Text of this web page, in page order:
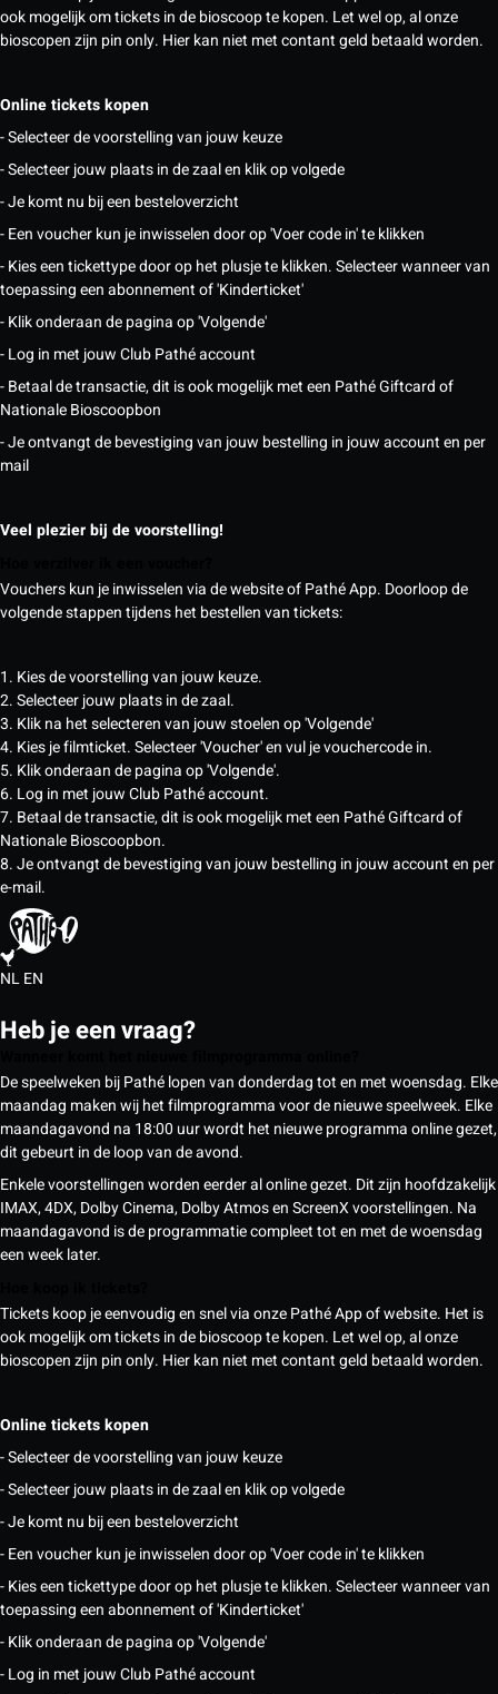
ook mogelijk om tickets in de bioscoop te kopen. Let wel op, al onze
bioscopen zijn pin only. Hier kan niet met contant geld betaald worden.
Online tickets kopen
- Selecteer de voorstelling van jouw keuze
- Selecteer jouw plaats in de zaal en klik op volgede
- Je komt nu bij een besteloverzicht
- Een voucher kun je inwisselen door op 'Voer code in' te klikken
- Kies een tickettype door op het plusje te klikken. Selecteer wanneer van
toepassing een abonnement of 'Kinderticket'
- Klik onderaan de pagina op 'Volgende'
- Log in met jouw Club Pathé account
- Betaal de transactie, dit is ook mogelijk met een Pathé Giftcard of
Nationale Bioscoopbon
- Je ontvangt de bevestiging van jouw bestelling in jouw account en per
mail
Veel plezier bij de voorstelling!
Vouchers kun je inwisselen via de website of Pathé App. Doorloop de
volgende stappen tijdens het bestellen van tickets:
1. Kies de voorstelling van jouw keuze.
2. Selecteer jouw plaats in de zaal.
3. Klik na het selecteren van jouw stoelen op 'Volgende'
4. Kies je filmticket. Selecteer 'Voucher' en vul je vouchercode in.
5. Klik onderaan de pagina op 'Volgende'.
6. Log in met jouw Club Pathé account.
7. Betaal de transactie, dit is ook mogelijk met een Pathé Giftcard of
Nationale Bioscoopbon.
8. Je ontvangt de bevestiging van jouw bestelling in jouw account en per
e-mail.
NLEN
Heb je een vraag?
De speelweken bij Pathé lopen van donderdag tot en met woensdag. Elke
maandag maken wij het filmprogramma voor de nieuwe speelweek. Elke
maandagavond na 18:00 uur wordt het nieuwe programma online gezet,
dit gebeurt in de loop van de avond.
Enkele voorstellingen worden eerder al online gezet. Dit zijn hoofdzakelijk
IMAX, 4DX, Dolby Cinema, Dolby Atmos en ScreenX voorstellingen. Na
maandagavond is de programmatie compleet tot en met de woensdag
een week later.
Tickets koop je eenvoudig en snel via onze Pathé App of website. Het is
ook mogelijk om tickets in de bioscoop te kopen. Let wel op, al onze
bioscopen zijn pin only. Hier kan niet met contant geld betaald worden.
Online tickets kopen
- Selecteer de voorstelling van jouw keuze
- Selecteer jouw plaats in de zaal en klik op volgede
- Je komt nu bij een besteloverzicht
- Een voucher kun je inwisselen door op 'Voer code in' te klikken
- Kies een tickettype door op het plusje te klikken. Selecteer wanneer van
toepassing een abonnement of 'Kinderticket'
- Klik onderaan de pagina op 'Volgende'
- Log in met jouw Club Pathé account